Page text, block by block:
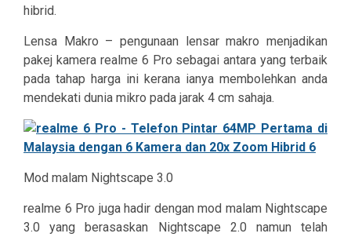
hibrid.
Lensa Makro – pengunaan lensar makro menjadikan
pakej kamera realme 6 Pro sebagai antara yang terbaik
pada tahap harga ini kerana ianya membolehkan anda
mendekati dunia mikro pada jarak 4 cm sahaja.
Mod malam Nightscape 3.0
realme 6 Pro juga hadir dengan mod malam Nightscape
3.0 yang berasaskan Nightscape 2.0 namun telah